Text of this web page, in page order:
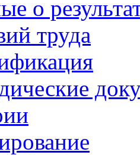
о
труда